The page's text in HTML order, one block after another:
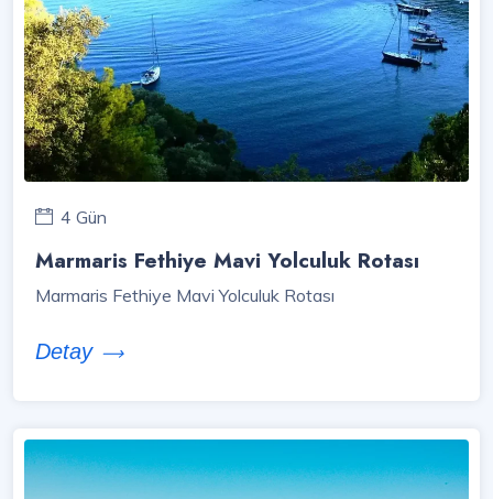
4 Gün
Marmaris Fethiye Mavi Yolculuk Rotası
Marmaris Fethiye Mavi Yolculuk Rotası
Detay